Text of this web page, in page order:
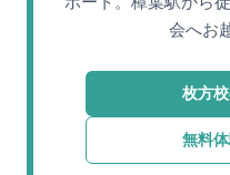
会へお
枚方
無料